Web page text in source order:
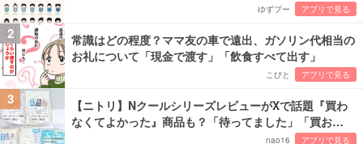
ゆずプー アプリで見る
2
常識はどの程度？ママ友の車で遠出、ガソリン代相当の
お礼について「現金で渡す」「飲食すべて出す」
こびと アプリで見る
3
【ニトリ】NクールシリーズレビューがXで話題『買わ
なくてよかった』商品も？「待ってました」「買お…
nao16 アプリで見る